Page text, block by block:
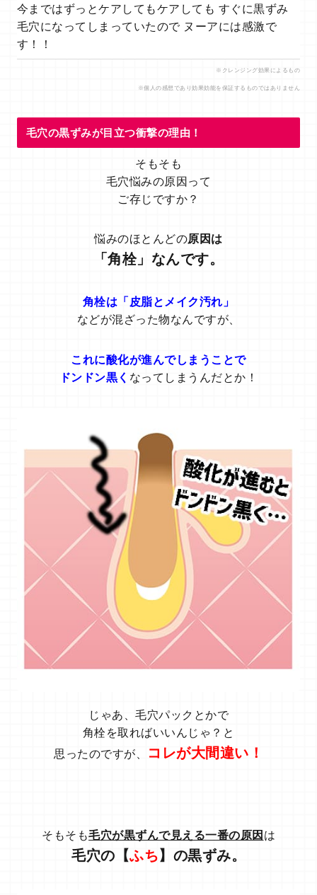
今まではずっとケアしてもケアしても すぐに黒ずみ
毛穴になってしまっていたので ヌーアには感激で
す！！
※クレンジング効果によるもの
※個人の感想であり効果効能を保証するものではありません
毛穴の黒ずみが目立つ衝撃の理由！
そもそも
毛穴悩みの原因って
ご存じですか？
悩みのほとんどの原因は
「角栓」なんです。
角栓は「皮脂とメイク汚れ」
などが混ざった物なんですが、
これに酸化が進んでしまうことで
ドンドン黒く なってしまうんだとか！
じゃあ、毛穴パックとかで
角栓を取ればいいんじゃ？と
思ったのですが、
コレが大間違い！
そもそも毛穴が黒ずんで見える一番の原因 は
毛穴の【ふち】の黒ずみ。